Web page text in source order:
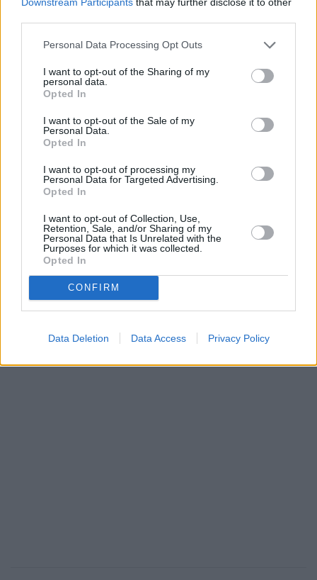
Personal Data Processing Opt Outs
I want to opt-out of the Sharing of my
personal data.
Opted In
I want to opt-out of the Sale of my
Personal Data.
Opted In
I want to opt-out of processing my
Personal Data for Targeted Advertising.
Opted In
I want to opt-out of Collection, Use,
Retention, Sale, and/or Sharing of my
Personal Data that Is Unrelated with the
Purposes for which it was collected.
Opted In
CONFIRM
Data Deletion Data Access Privacy Policy